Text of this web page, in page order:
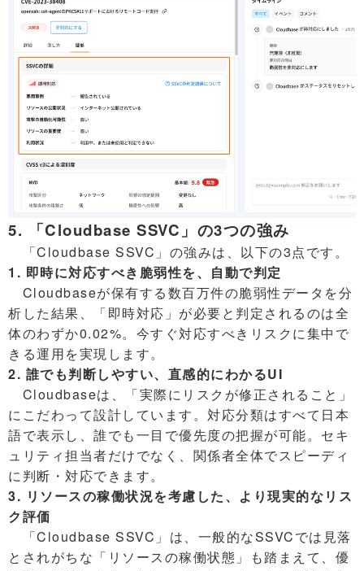
5. 「Cloudbase SSVC」の3つの強み
「Cloudbase SSVC」の強みは、以下の3点です。
1. 即時に対応すべき脆弱性を、自動で判定
Cloudbaseが保有する数百万件の脆弱性データを分
析した結果、「即時対応」が必要と判定されるのは全
体のわずか0.02%。今すぐ対応すべきリスクに集中で
きる運用を実現します。
2. 誰でも判断しやすい、直感的にわかるUI
Cloudbaseは、「実際にリスクが修正されること」
にこだわって設計しています。対応分類はすべて日本
語で表示し、誰でも一目で優先度の把握が可能。セキ
ュリティ担当者だけでなく、関係者全体でスピーディ
に判断・対応できます。
3. リソースの稼働状況を考慮した、より現実的なリス
ク評価
「Cloudbase SSVC」は、一般的なSSVCでは見落
とされがちな「リソースの稼働状態」も踏まえて、優